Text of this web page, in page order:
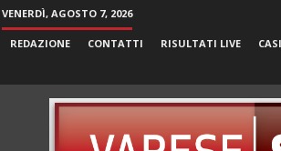
VENERDÌ, AGOSTO 7, 2026
REDAZIONE CONTATTI RISULTATI LIVE